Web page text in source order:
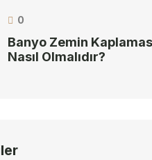
0
Banyo Zemin
Nasıl Olmalıdır?